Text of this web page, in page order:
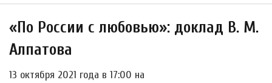
«По России с любовью»: доклад В. М.
Алпатова
13 октября 2021 года в 17:00 на